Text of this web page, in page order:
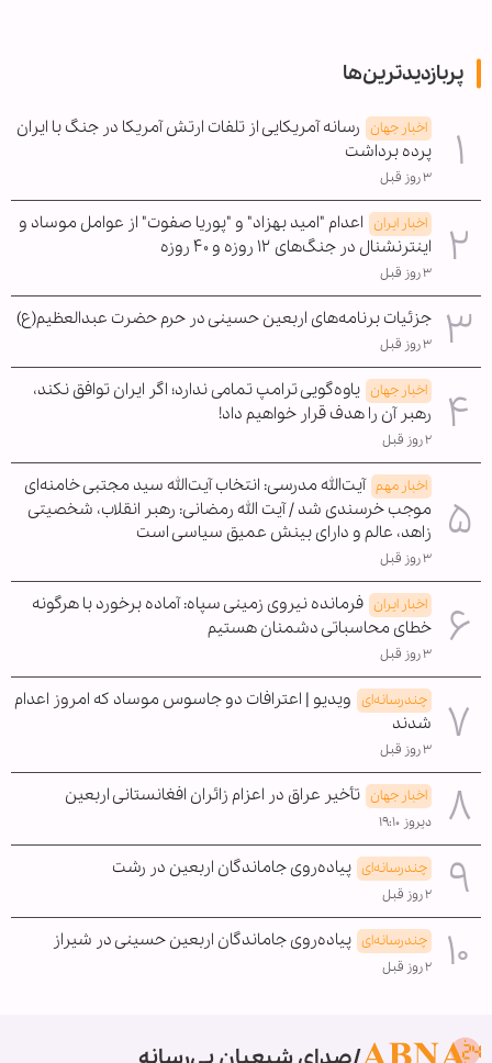
پربازدیدترین‌ها
اخبار جهان رسانه آمریکایی از تلفات ارتش آمریکا در جنگ با ایران
پرده برداشت
۳ روز قبل
اخبار ایران اعدام "امید بهزاد" و "پوریا صفوت" از عوامل موساد و
اینترنشنال در جنگ‌های ۱۲ روزه و ۴۰ روزه
۳ روز قبل
جزئیات برنامه‌های اربعین حسینی در حرم حضرت عبدالعظیم(ع)
۳ روز قبل
اخبار جهان یاوه‌گویی ترامپ تمامی ندارد؛ اگر ایران توافق نکند،
رهبر آن را هدف قرار خواهیم داد!
۲ روز قبل
اخبار مهم آیت‌الله مدرسی: انتخاب آیت‌الله سید مجتبی خامنه‌ای
موجب خرسندی شد / آیت الله رمضانی: رهبر انقلاب، شخصیتی
زاهد، عالم و دارای بینش عمیق سیاسی است
۳ روز قبل
اخبار ایران فرمانده نیروی زمینی سپاه: آماده برخورد با هرگونه
خطای محاسباتی دشمنان هستیم
۳ روز قبل
چندرسانه‌ای ویدیو | اعترافات دو جاسوس موساد که امروز اعدام
شدند
۳ روز قبل
اخبار جهان تأخیر عراق در اعزام زائران افغانستانی اربعین
دیروز ۱۹:۱۰
چندرسانه‌ای پیاده‌روی جاماندگان اربعین در رشت
۲ روز قبل
چندرسانه‌ای پیاده‌روی جاماندگان اربعین حسینی در شیراز
۲ روز قبل